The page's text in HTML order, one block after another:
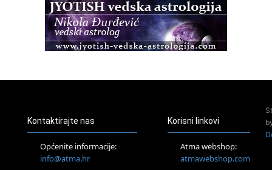
Access BARS®, otpusti stres
Access Energetski Facelift®
Tečaj Višeg Vodstva, razvijanja intuicije i Akaša zapisa
26.08.
Postanite Nositelj Vibracije Nove Zemlje
Kontaktirajte nas
Općenite informacije:
info@atma.hr
Korisni linkovi
Atma webshop:
atmawebshop.com